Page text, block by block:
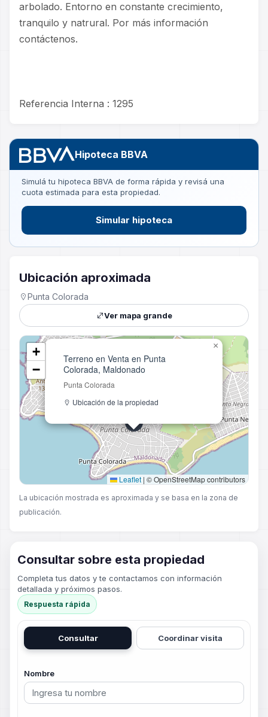
arbolado. Entorno en constante crecimiento,
tranquilo y natrural. Por más información
contáctenos.
Referencia Interna : 1295
Hipoteca BBVA
Simulá tu hipoteca BBVA de forma rápida y revisá una
cuota estimada para esta propiedad.
Simular hipoteca
Ubicación aproximada
Punta Colorada
Ver mapa grande
Terreno en Venta en Punta
Colorada, Maldonado
Punta Colorada
Ubicación de la propiedad
×
+
−
Leaflet | © OpenStreetMap contributors
La ubicación mostrada es aproximada y se basa en la zona de
publicación.
Consultar sobre esta propiedad
Completa tus datos y te contactamos con información
detallada y próximos pasos.
Respuesta rápida
Consultar Coordinar visita
Nombre